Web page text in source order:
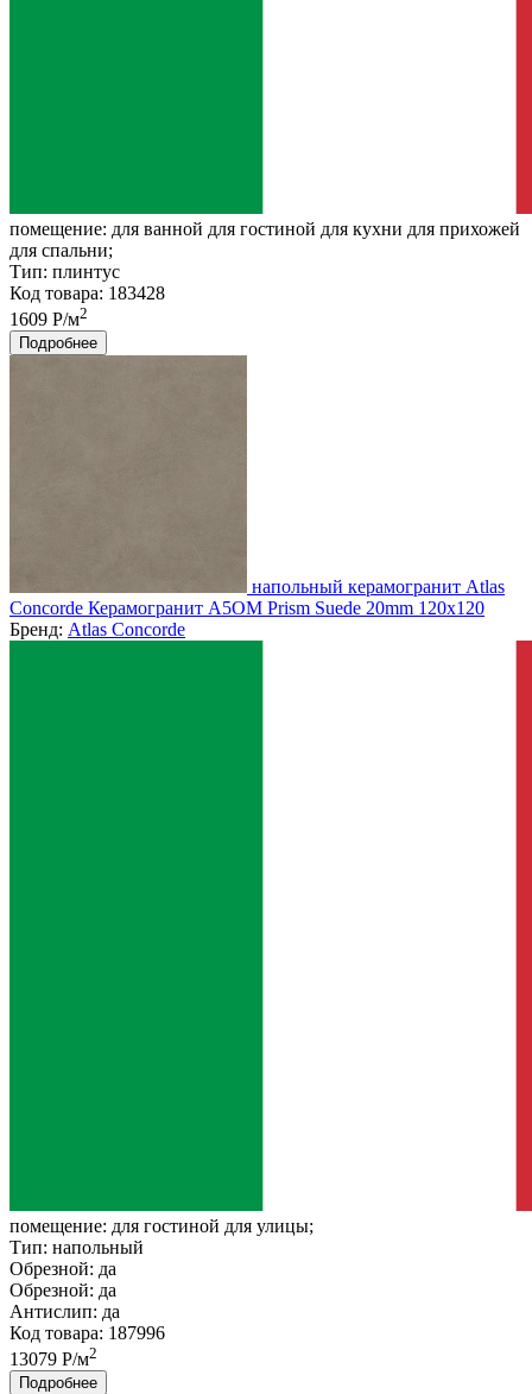
помещение: для ванной для гостиной для кухни для прихожей
для спальни;
Тип: плинтус
Код товара: 183428
1609 Р/м2
Подробнее
напольный керамогранит Atlas
Concorde Керамогранит A5OM Prism Suede 20mm 120x120
Бренд: Atlas Concorde
помещение: для гостиной для улицы;
Тип: напольный
Обрезной: да
Обрезной: да
Антислип: да
Код товара: 187996
13079 Р/м2
Подробнее